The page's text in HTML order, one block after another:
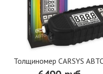
Толщиномер CARSYS